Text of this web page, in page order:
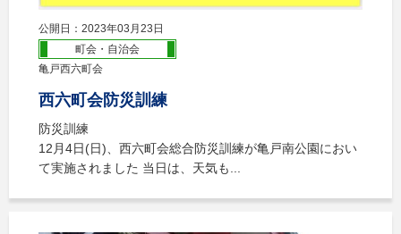
公開日：2023年03月23日
町会・自治会
亀戸西六町会
西六町会防災訓練
防災訓練
12月4日(日)、西六町会総合防災訓練が亀戸南公園におい
て実施されました 当日は、天気も...